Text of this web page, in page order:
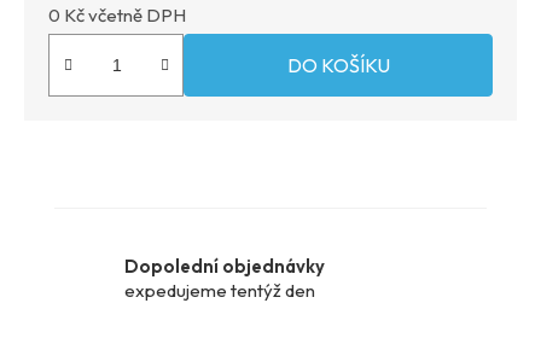
0 Kč včetně DPH
DO KOŠÍKU
Dopolední objednávky
expedujeme tentýž den